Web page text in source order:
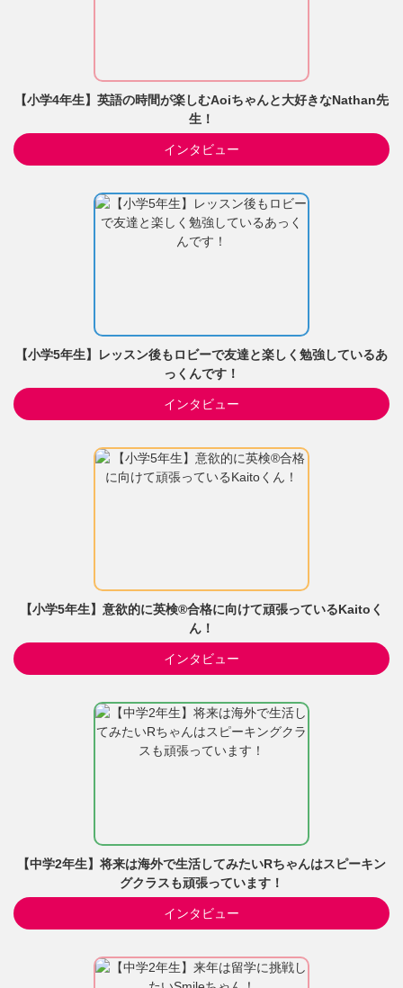
【小学4年生】英語の時間が楽しむAoiちゃんと大好きなNathan先
生！
インタビュー
【小学5年生】レッスン後もロビーで友達と楽しく勉強しているあ
っくんです！
インタビュー
【小学5年生】意欲的に英検®合格に向けて頑張っているKaitoく
ん！
インタビュー
【中学2年生】将来は海外で生活してみたいRちゃんはスピーキン
グクラスも頑張っています！
インタビュー